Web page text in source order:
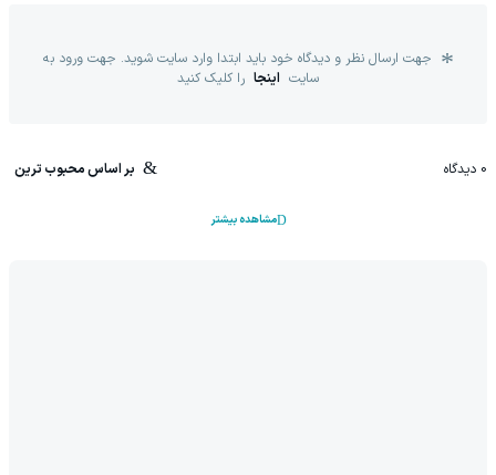
جهت ارسال نظر و دیدگاه خود باید ابتدا وارد سایت شوید. جهت ورود به
سایت اینجا را کلیک کنید
0 دیدگاه بر اساس محبوب ترین
مشاهده بیشتر